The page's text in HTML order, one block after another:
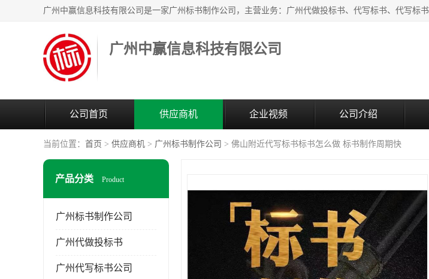
广州中赢信息科技有限公司
公司首页 供应商机 企业视频 公司介绍
当前位置： 首页 > 供应商机 > 广州标书制作公司 > 佛山附近代写标书标书怎么做 标书制作周期快
产品分类 Product
广州标书制作公司
广州代做投标书
广州代写标书公司